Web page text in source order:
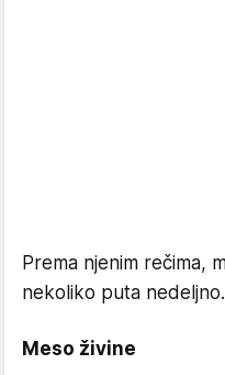
Prema njenim rečima,
nekoliko puta nedeljno.
Meso živine